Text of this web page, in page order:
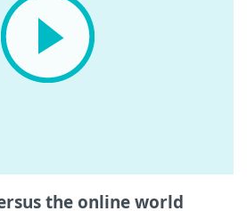
the online world